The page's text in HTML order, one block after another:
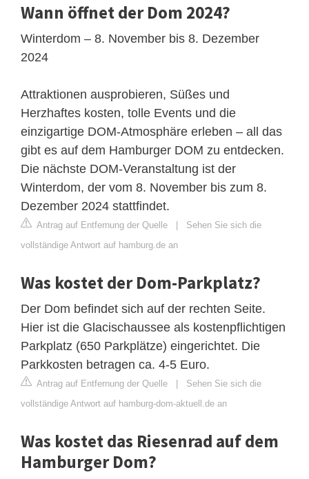
Wann öffnet der Dom 2024?
Winterdom – 8. November bis 8. Dezember
2024
Attraktionen ausprobieren, Süßes und
Herzhaftes kosten, tolle Events und die
einzigartige DOM-Atmosphäre erleben – all das
gibt es auf dem Hamburger DOM zu entdecken.
Die nächste DOM-Veranstaltung ist der
Winterdom, der vom 8. November bis zum 8.
Dezember 2024 stattfindet.
Antrag auf Entfernung der Quelle | Sehen Sie sich die
vollständige Antwort auf hamburg.de an
Was kostet der Dom-Parkplatz?
Der Dom befindet sich auf der rechten Seite.
Hier ist die Glacischaussee als kostenpflichtigen
Parkplatz (650 Parkplätze) eingerichtet. Die
Parkkosten betragen ca. 4-5 Euro.
Antrag auf Entfernung der Quelle | Sehen Sie sich die
vollständige Antwort auf hamburg-dom-aktuell.de an
Was kostet das Riesenrad auf dem
Hamburger Dom?